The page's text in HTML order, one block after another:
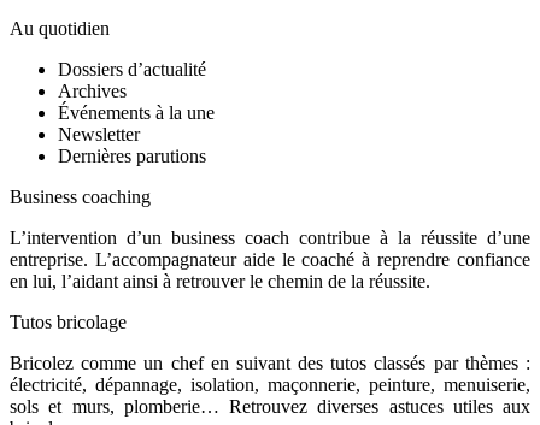
Au quotidien
Dossiers d’actualité
Archives
Événements à la une
Newsletter
Dernières parutions
Business coaching
L’intervention d’un business coach contribue à la réussite d’une
entreprise. L’accompagnateur aide le coaché à reprendre confiance
en lui, l’aidant ainsi à retrouver le chemin de la réussite.
Tutos bricolage
Bricolez comme un chef en suivant des tutos classés par thèmes :
électricité, dépannage, isolation, maçonnerie, peinture, menuiserie,
sols et murs, plomberie… Retrouvez diverses astuces utiles aux